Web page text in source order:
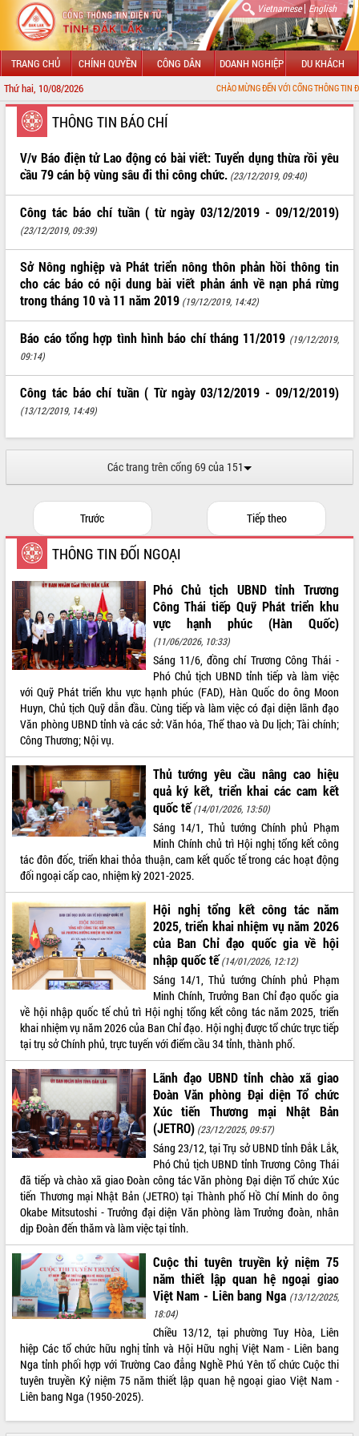
Vietnamese| English
TRANG CHỦ CHÍNH QUYỀN CÔNG DÂN DOANH NGHIỆP DU KHÁCH
Thứ hai, 10/08/2026 CHÀO MỪNG ĐẾN VỚI CỔNG THÔNG TIN ĐIỆN TỬ
GIỚI THIỆU
LÃNH ĐẠO UBND TỈNH
TIN TỨC SỰ KIỆN
SỞ, BAN, NGÀNH
UBND CÁC XÃ, PHƯỜNG
THÔNG TIN CHỈ ĐẠO ĐIỀU HÀNH
VĂN BẢN HĐND TỈNH
QUY HOẠCH - KẾ HOẠCH
VIDEO
Không có file video nào để phát.
ALBUM ẢNH
LIÊN KẾT WEB
THỐNG KÊ TRUY CẬP
Hôm nay: 2515
Tất cả:
66149311
THÔNG TIN BÁO CHÍ
V/v Báo điện tử Lao động có bài viết: Tuyển dụng thừa rồi yêu
cầu 79 cán bộ vùng sâu đi thi công chức. (23/12/2019, 09:40)
Công tác báo chí tuần ( từ ngày 03/12/2019 - 09/12/2019)
(23/12/2019, 09:39)
Sở Nông nghiệp và Phát triển nông thôn phản hồi thông tin
cho các báo có nội dung bài viết phản ánh về nạn phá rừng
trong tháng 10 và 11 năm 2019 (19/12/2019, 14:42)
Báo cáo tổng hợp tình hình báo chí tháng 11/2019 (19/12/2019,
09:14)
Công tác báo chí tuần ( Từ ngày 03/12/2019 - 09/12/2019)
(13/12/2019, 14:49)
Các trang trên cổng 69 của 151
Trước Tiếp theo
THÔNG TIN ĐỐI NGOẠI
Phó Chủ tịch UBND tỉnh Trương
Công Thái tiếp Quỹ Phát triển khu
vực hạnh phúc (Hàn Quốc)
(11/06/2026, 10:33)
Sáng 11/6, đồng chí Trương Công Thái -
Phó Chủ tịch UBND tỉnh tiếp và làm việc
với Quỹ Phát triển khu vực hạnh phúc (FAD), Hàn Quốc do ông Moon
Huyn, Chủ tịch Quỹ dẫn đầu. Cùng tiếp và làm việc có đại diện lãnh đạo
Văn phòng UBND tỉnh và các sở: Văn hóa, Thể thao và Du lịch; Tài chính;
Công Thương; Nội vụ.
Thủ tướng yêu cầu nâng cao hiệu
quả ký kết, triển khai các cam kết
quốc tế (14/01/2026, 13:50)
Sáng 14/1, Thủ tướng Chính phủ Phạm
Minh Chính chủ trì Hội nghị tổng kết công
tác đôn đốc, triển khai thỏa thuận, cam kết quốc tế trong các hoạt động
đối ngoại cấp cao, nhiệm kỳ 2021-2025.
Hội nghị tổng kết công tác năm
2025, triển khai nhiệm vụ năm 2026
của Ban Chỉ đạo quốc gia về hội
nhập quốc tế (14/01/2026, 12:12)
Sáng 14/1, Thủ tướng Chính phủ Phạm
Minh Chính, Trưởng Ban Chỉ đạo quốc gia
về hội nhập quốc tế chủ trì Hội nghị tổng kết công tác năm 2025, triển
khai nhiệm vụ năm 2026 của Ban Chỉ đạo. Hội nghị được tổ chức trực tiếp
tại trụ sở Chính phủ, trực tuyến với điểm cầu 34 tỉnh, thành phố.
Lãnh đạo UBND tỉnh chào xã giao
Đoàn Văn phòng Đại diện Tổ chức
Xúc tiến Thương mại Nhật Bản
(JETRO) (23/12/2025, 09:57)
Sáng 23/12, tại Trụ sở UBND tỉnh Đắk Lắk,
Phó Chủ tịch UBND tỉnh Trương Công Thái
đã tiếp và chào xã giao Đoàn công tác Văn phòng Đại diện Tổ chức Xúc
tiến Thương mại Nhật Bản (JETRO) tại Thành phố Hồ Chí Minh do ông
Okabe Mitsutoshi - Trưởng đại diện Văn phòng làm Trưởng đoàn, nhân
dịp Đoàn đến thăm và làm việc tại tỉnh.
Cuộc thi tuyên truyền kỷ niệm 75
năm thiết lập quan hệ ngoại giao
Việt Nam - Liên bang Nga (13/12/2025,
18:04)
Chiều 13/12, tại phường Tuy Hòa, Liên
hiệp Các tổ chức hữu nghị tỉnh và Hội Hữu nghị Việt Nam - Liên bang
Nga tỉnh phối hợp với Trường Cao đẳng Nghề Phú Yên tổ chức Cuộc thi
tuyên truyền Kỷ niệm 75 năm thiết lập quan hệ ngoại giao Việt Nam -
Liên bang Nga (1950-2025).